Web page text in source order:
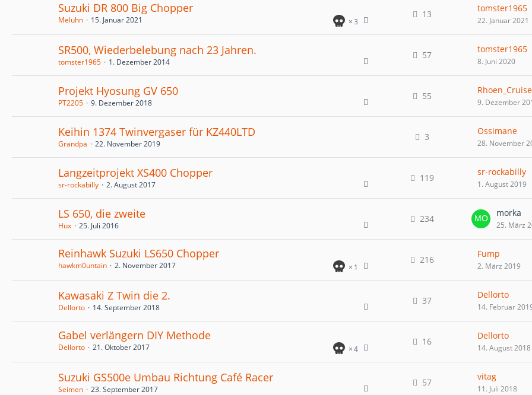
Suzuki DR 800 Big Chopper
3
Meluhn 15. Januar 2021
13
tomster1965
22. Januar 2021
SR500, Wiederbelebung nach 23 Jahren.
tomster1965 1. Dezember 2014
57
tomster1965
8. Juni 2020
Projekt Hyosung GV 650
PT2205 9. Dezember 2018
55
9. Dezember
Keihin 1374 Twinvergaser für KZ440LTD
Grandpa 22. November 2019
3
Ossimane
28. November
Langzeitprojekt XS400 Chopper
sr-rockabilly 2. August 2017
119
sr-rockabilly
1. August 2019
LS 650, die zweite
Hux 25. Juli 2016
234
morka
25. März
Reinhawk Suzuki LS650 Chopper
1
hawkm0untain 2. November 2017
216
Fump
2. März 2019
Kawasaki Z Twin die 2.
Dellorto 14. September 2018
37
Dellorto
14. Februar
Gabel verlängern DIY Methode
4
Dellorto 21. Oktober 2017
16
Dellorto
14. August 2018
Suzuki GS500e Umbau Richtung Café Racer
Seimen 23. September 2017
57
vitag
11. Juli 2018